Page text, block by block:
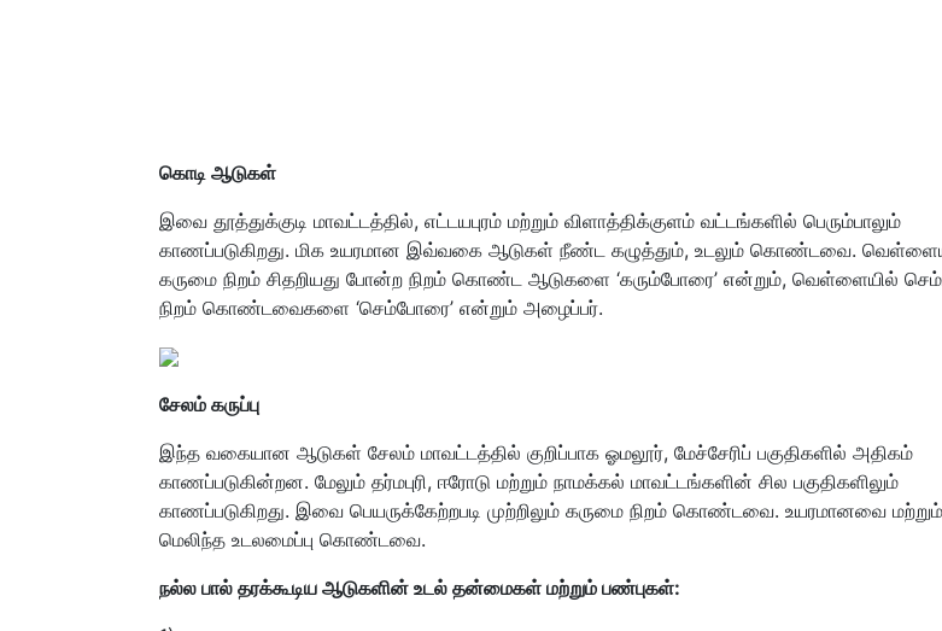
கொடி ஆடுகள்
இவை தூத்துக்குடி மாவட்டத்தில், எட்டயபுரம் மற்றும் விளாத்திக்குளம் வட்டங்களில் பெரும்பாலும்
காணப்படுகிறது. மிக உயரமான இவ்வகை ஆடுகள் நீண்ட கழுத்தும், உடலும் கொண்டவை.
கருமை நிறம் சிதறியது போன்ற நிறம் கொண்ட ஆடுகளை ‘கரும்போரை’ என்றும், வெள்ளையில்
நிறம் கொண்டவைகளை ‘செம்போரை’ என்றும் அழைப்பர்.
சேலம் கருப்பு
இந்த வகையான ஆடுகள் சேலம் மாவட்டத்தில் குறிப்பாக ஓமலூர், மேச்சேரிப் பகுதிகளில் அதிகம்
காணப்படுகின்றன. மேலும் தர்மபுரி, ஈரோடு மற்றும் நாமக்கல் மாவட்டங்களின் சில பகுதிகளிலும்
காணப்படுகிறது. இவை பெயருக்கேற்றபடி முற்றிலும் கருமை நிறம் கொண்டவை. உயரமானவை மற்றும்
மெலிந்த உடலமைப்பு கொண்டவை.
நல்ல பால் தரக்கூடிய ஆடுகளின் உடல் தன்மைகள் மற்றும் பண்புகள்: